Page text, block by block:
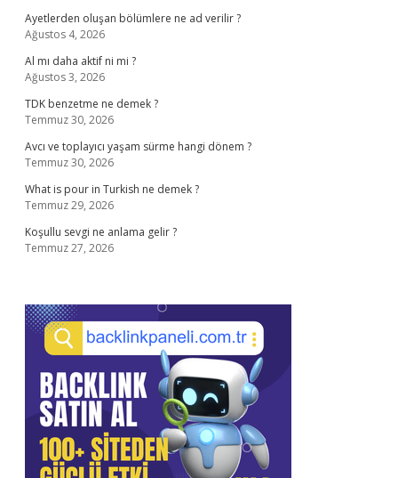
Ayetlerden oluşan bölümlere ne ad verilir ?
Ağustos 4, 2026
Al mı daha aktif ni mi ?
Ağustos 3, 2026
TDK benzetme ne demek ?
Temmuz 30, 2026
Avcı ve toplayıcı yaşam sürme hangi dönem ?
Temmuz 30, 2026
What is pour in Turkish ne demek ?
Temmuz 29, 2026
Koşullu sevgi ne anlama gelir ?
Temmuz 27, 2026